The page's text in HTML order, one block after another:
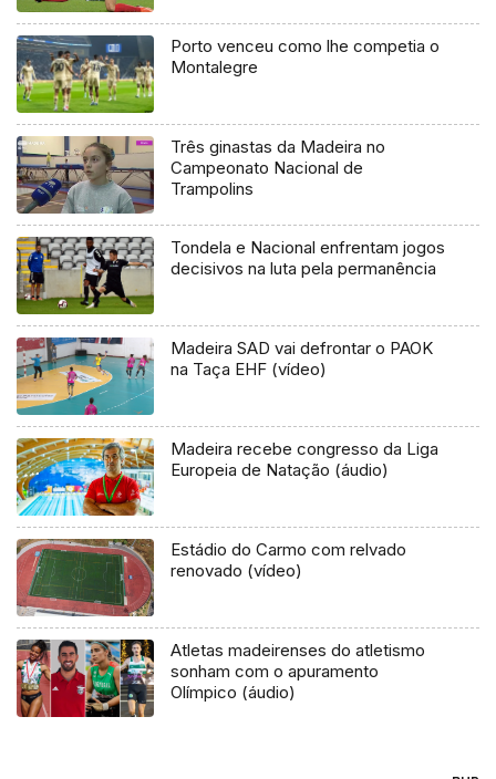
Porto venceu como lhe competia o
Montalegre
Três ginastas da Madeira no
Campeonato Nacional de
Trampolins
Tondela e Nacional enfrentam jogos
decisivos na luta pela permanência
Madeira SAD vai defrontar o PAOK
na Taça EHF (vídeo)
Madeira recebe congresso da Liga
Europeia de Natação (áudio)
Estádio do Carmo com relvado
renovado (vídeo)
Atletas madeirenses do atletismo
sonham com o apuramento
Olímpico (áudio)